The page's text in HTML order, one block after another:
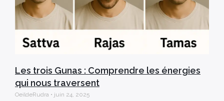
Les trois Gunas : Comprendre les énergies
qui nous traversent
OeildeRudra juin 24, 2025